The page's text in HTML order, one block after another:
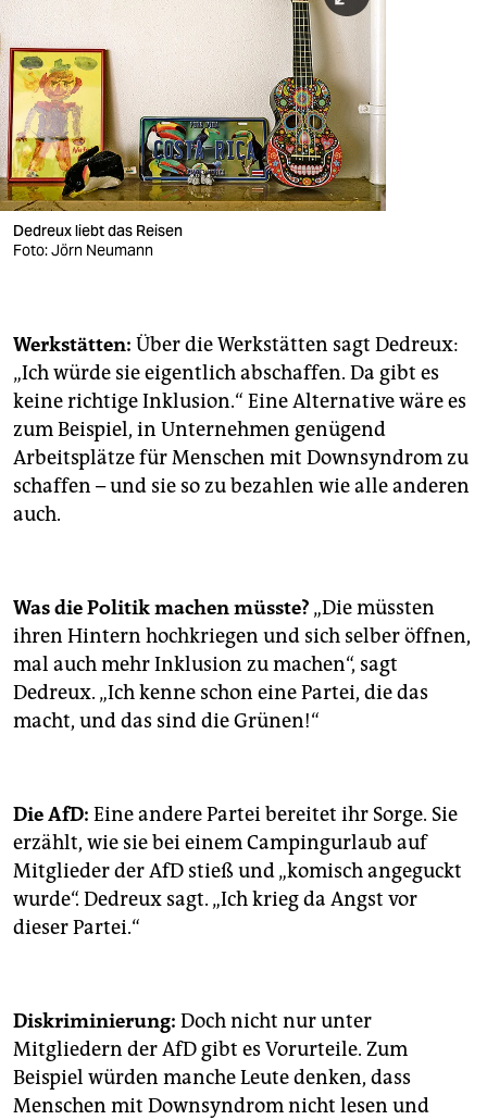
Dedreux liebt das Reisen
Foto: Jörn Neumann
Werkstätten: Über die Werkstätten sagt Dedreux:
„Ich würde sie eigentlich abschaffen. Da gibt es
keine richtige Inklusion.“ Eine Alternative wäre es
zum Beispiel, in Unternehmen genügend
Arbeitsplätze für Menschen mit Downsyndrom zu
schaffen – und sie so zu bezahlen wie alle anderen
auch.
Was die Politik machen müsste? „Die müssten
ihren Hintern hochkriegen und sich selber öffnen,
mal auch mehr Inklusion zu machen“, sagt
Dedreux. „Ich kenne schon eine Partei, die das
macht, und das sind die Grünen!“
Die AfD: Eine andere Partei bereitet ihr Sorge. Sie
erzählt, wie sie bei einem Campingurlaub auf
Mitglieder der AfD stieß und „komisch angeguckt
wurde“. Dedreux sagt. „Ich krieg da Angst vor
dieser Partei.“
Diskriminierung: Doch nicht nur unter
Mitgliedern der AfD gibt es Vorurteile. Zum
Beispiel würden manche Leute denken, dass
Menschen mit Downsyndrom nicht lesen und